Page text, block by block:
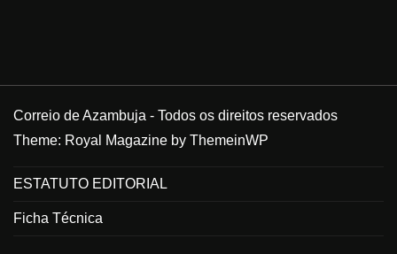
Correio de Azambuja - Todos os direitos reservados
Theme: Royal Magazine by ThemeinWP
ESTATUTO EDITORIAL
Ficha Técnica